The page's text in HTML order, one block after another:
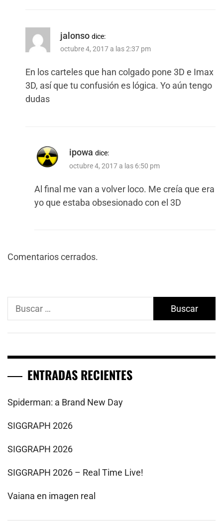
jalonso dice:
octubre 4, 2017 a las 2:37 pm
En los carteles que han colgado pone 3D e Imax
3D, así que tu confusión es lógica. Yo aún tengo
dudas
ipowa dice:
octubre 4, 2017 a las 6:50 pm
Al final me van a volver loco. Me creía que era
yo que estaba obsesionado con el 3D
Comentarios cerrados.
Buscar:
ENTRADAS RECIENTES
Spiderman: a Brand New Day
SIGGRAPH 2026
SIGGRAPH 2026
SIGGRAPH 2026 – Real Time Live!
Vaiana en imagen real